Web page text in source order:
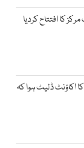
کا افتتاح کردیا
اکاؤنٹ ڈلیٹ ہوا کہ